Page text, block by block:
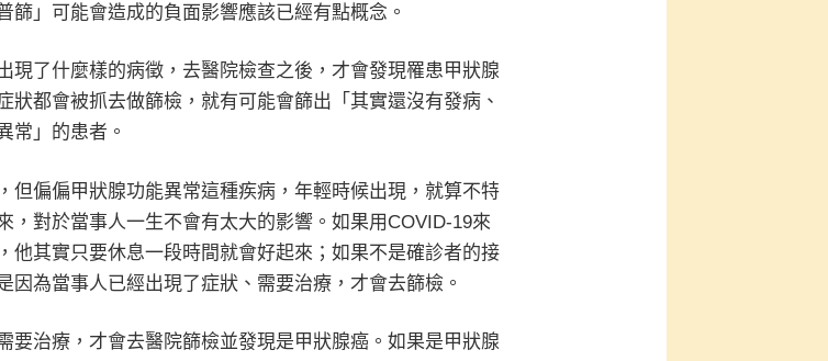
」可能會造成的負面影響應該已經有點概念。
現了什麼樣的病徵，去醫院檢查之後，才會發現罹患甲狀腺
狀都會被抓去做篩檢，就有可能會篩出「其實還沒有發病、
常」的患者。
但偏偏甲狀腺功能異常這種疾病，年輕時候出現，就算不特
，對於當事人一生不會有太大的影響。如果用COVID-19來
他其實只要休息一段時間就會好起來；如果不是確診者的接
因為當事人已經出現了症狀、需要治療，才會去篩檢。
要治療，才會去醫院篩檢並發現是甲狀腺癌。如果是甲狀腺